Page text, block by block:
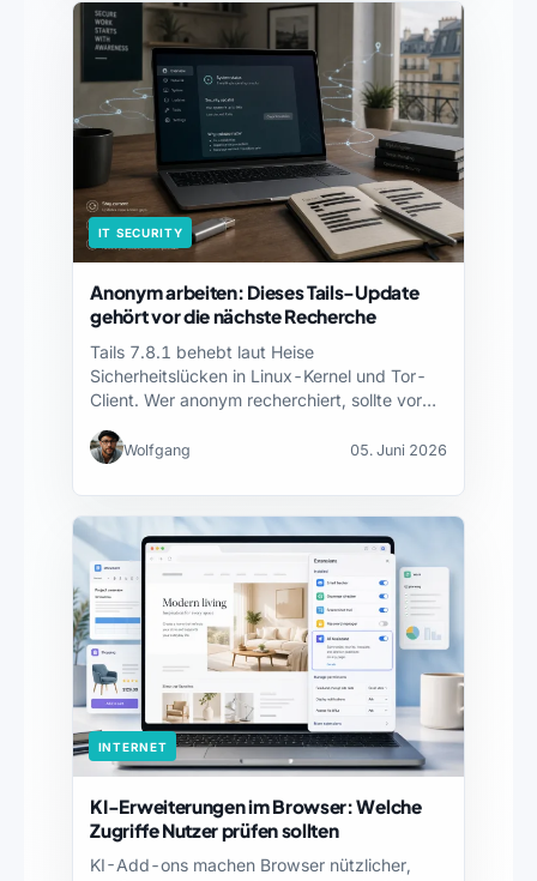
IT SECURITY
Anonym arbeiten: Dieses Tails-Update
gehört vor die nächste Recherche
Tails 7.8.1 behebt laut Heise
Sicherheitslücken in Linux-Kernel und Tor-
Client. Wer anonym recherchiert, sollte vor
Wolfgang 05. Juni 2026
INTERNET
KI-Erweiterungen im Browser: Welche
Zugriffe Nutzer prüfen sollten
KI-Add-ons machen Browser nützlicher,